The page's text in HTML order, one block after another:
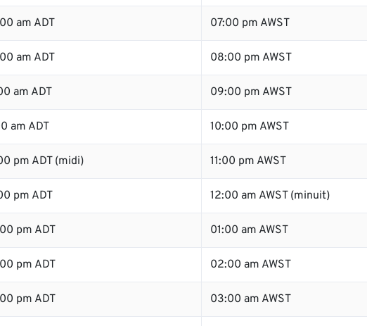
am ADT 07:00 pm AWST
am ADT 08:00 pm AWST
am ADT 09:00 pm AWST
am ADT 10:00 pm AWST
pm ADT (midi) 11:00 pm AWST
pm ADT 12:00 am AWST (minuit)
pm ADT 01:00 am AWST
pm ADT 02:00 am AWST
pm ADT 03:00 am AWST